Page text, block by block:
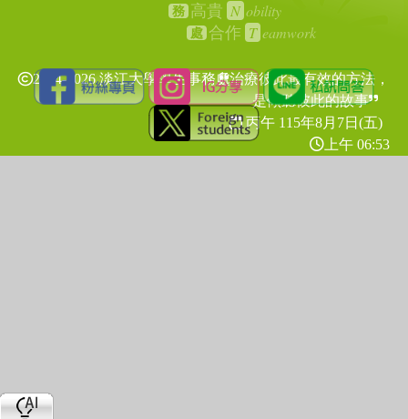
務 高貴 N obility
處 合作 T eamwork
2024-2026 淡江大學學生事務處治療彼此最有效的方法，
是傾聽彼此的故事
丙午 115年8月7日(五)
上午 06:53